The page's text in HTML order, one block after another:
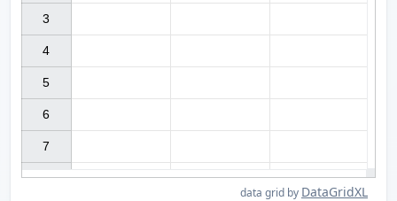
data grid by DataGridXL
3
4
5
6
7